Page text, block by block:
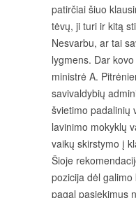
patirčiai šiuo
tėvų, ji turi ir kitą
Nesvarbu, ar tai
lygmens. Dar
ministrė A.
savivaldybių
švietimo padalinių
lavinimo mokyklų
vaikų skirstymo į
Šioje
pozicija dėl galimo
pagal pasiekimus